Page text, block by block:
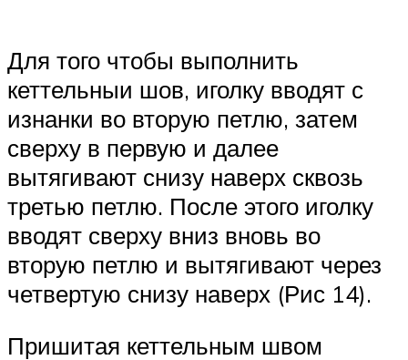
Для того чтобы выполнить
кеттельныи шов, иголку вводят с
изнанки во вторую петлю, затем
сверху в первую и далее
вытягивают снизу наверх сквозь
третью петлю. После этого иголку
вводят сверху вниз вновь во
вторую петлю и вытягивают через
четвертую снизу наверх (Рис 14).
Пришитая кеттельным швом